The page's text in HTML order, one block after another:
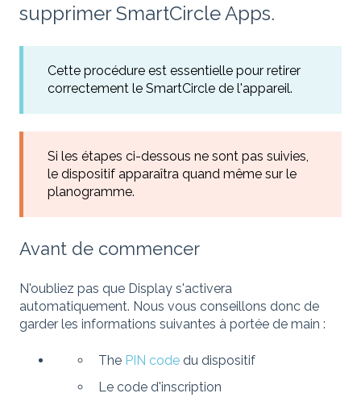
supprimer SmartCircle Apps.
Cette procédure est essentielle pour retirer
correctement le SmartCircle de l'appareil.
Si les étapes ci-dessous ne sont pas suivies,
le dispositif apparaîtra quand même sur le
planogramme.
Avant de commencer
N'oubliez pas que Display s'activera
automatiquement. Nous vous conseillons donc de
garder les informations suivantes à portée de main :
The PIN code du dispositif
Le code d'inscription